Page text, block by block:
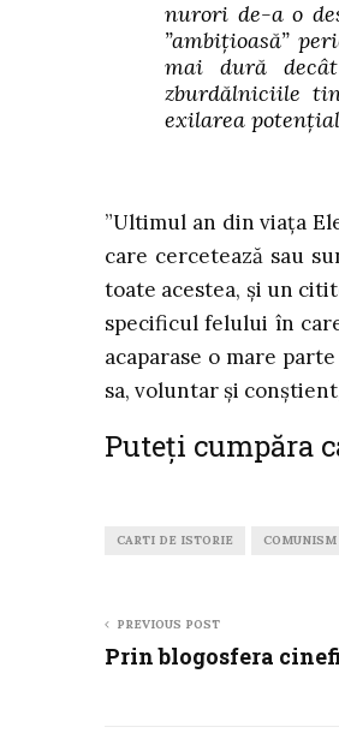
nurori de-a o
”ambițioasă”
mai dură
zburdălniciile
exilarea
”Ultimul an din viața
care cercetează sau
toate acestea, și un
specificul felului în
acaparase o mare
sa, voluntar și
Puteți cumpăra
CARTI DE ISTORIE COMUNISM
PREVIOUS POST
Prin blogosfera